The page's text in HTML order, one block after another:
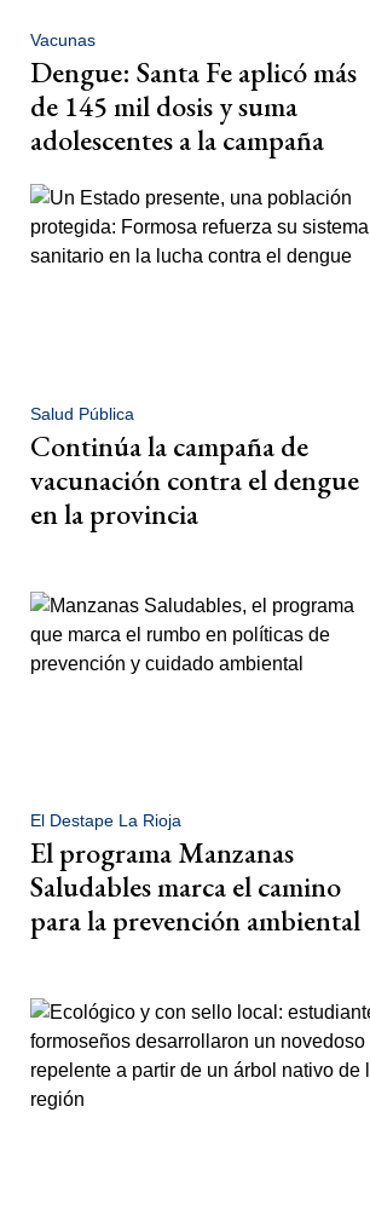
Vacunas
Dengue: Santa Fe aplicó más
de 145 mil dosis y suma
adolescentes a la campaña
Salud Pública
Continúa la campaña de
vacunación contra el dengue
en la provincia
El Destape La Rioja
El programa Manzanas
Saludables marca el camino
para la prevención ambiental